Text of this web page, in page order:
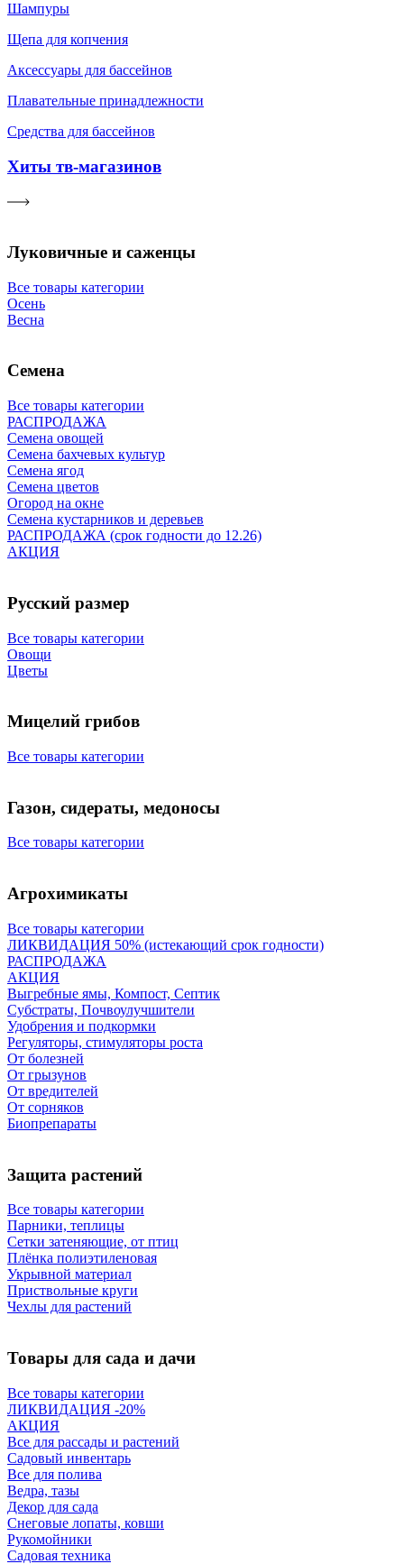
Шампуры
Щепа для копчения
Аксессуары для бассейнов
Плавательные принадлежности
Средства для бассейнов
Хиты тв-магазинов
Луковичные и саженцы
Все товары категории
Осень
Весна
Семена
Все товары категории
РАСПРОДАЖА
Семена овощей
Семена бахчевых культур
Семена ягод
Семена цветов
Огород на окне
Семена кустарников и деревьев
РАСПРОДАЖА (срок годности до 12.26)
АКЦИЯ
Русский размер
Все товары категории
Овощи
Цветы
Мицелий грибов
Все товары категории
Газон, сидераты, медоносы
Все товары категории
Агрохимикаты
Все товары категории
ЛИКВИДАЦИЯ 50% (истекающий срок годности)
РАСПРОДАЖА
АКЦИЯ
Выгребные ямы, Компост, Септик
Субстраты, Почвоулучшители
Удобрения и подкормки
Регуляторы, стимуляторы роста
От болезней
От грызунов
От вредителей
От сорняков
Биопрепараты
Защита растений
Все товары категории
Парники, теплицы
Сетки затеняющие, от птиц
Плёнка полиэтиленовая
Укрывной материал
Приствольные круги
Чехлы для растений
Товары для сада и дачи
Все товары категории
ЛИКВИДАЦИЯ -20%
АКЦИЯ
Все для рассады и растений
Садовый инвентарь
Все для полива
Ведра, тазы
Декор для сада
Снеговые лопаты, ковши
Рукомойники
Садовая техника